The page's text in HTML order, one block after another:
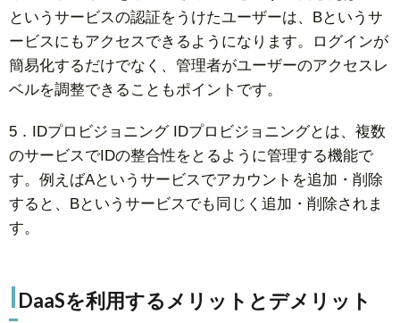
というサービスの認証をうけたユーザーは、Bというサ
ービスにもアクセスできるようになります。ログインが
簡易化するだけでなく、管理者がユーザーのアクセスレ
ベルを調整できることもポイントです。
5．IDプロビジョニング IDプロビジョニングとは、複数
のサービスでIDの整合性をとるように管理する機能で
す。例えばAというサービスでアカウントを追加・削除
すると、Bというサービスでも同じく追加・削除されま
す。
IDaaSを利用するメリットとデメリット